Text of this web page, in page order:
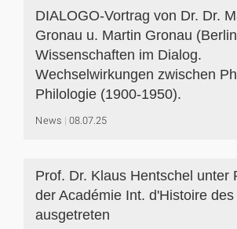
DIALOGO-Vortrag von Dr. Dr.
Gronau u. Martin Gronau
Wissenschaften im Dialog.
Wechselwirkungen zwischen
Philologie (1900-1950).
News 08.07.25
Prof. Dr. Klaus Hentschel unter
der Académie Int. d'Histoire
ausgetreten